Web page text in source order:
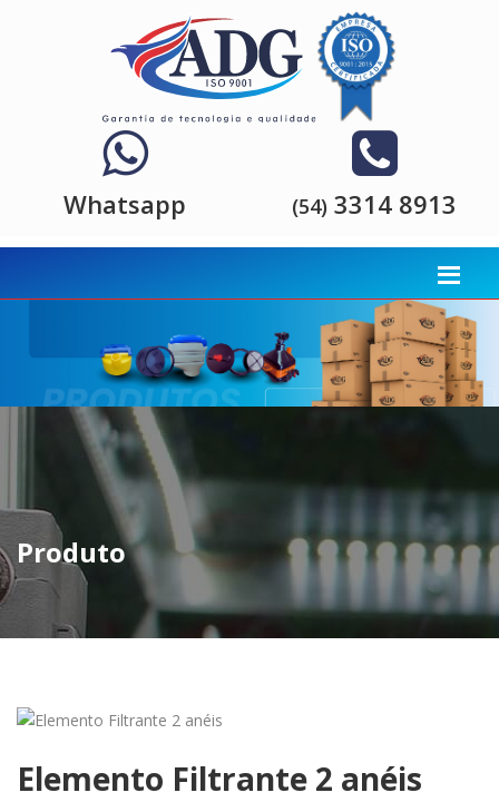
Whatsapp (54) 3314 8913
Produto
Elemento Filtrante 2 anéis